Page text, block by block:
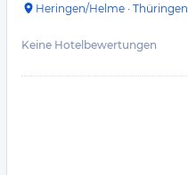
Heringen/Helme · Thüringen
Keine Hotelbewertungen